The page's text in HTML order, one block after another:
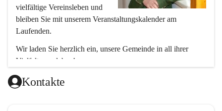
vielfältige Vereinsleben und
bleiben Sie mit unserem Veranstaltungskalender am
Laufenden.
Wir laden Sie herzlich ein, unsere Gemeinde in all ihrer
Vielfalt zu erleben!
Ihr Bürgermeister
Hubert Zinner
Kontakte